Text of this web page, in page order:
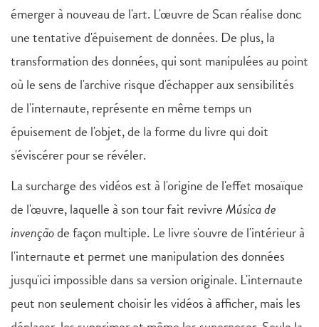
émerger à nouveau de l'art. L'œuvre de Scan réalise donc
une tentative d'épuisement de données. De plus, la
transformation des données, qui sont manipulées au point
où le sens de l'archive risque d'échapper aux sensibilités
de l'internaute, représente en même temps un
épuisement de l'objet, de la forme du livre qui doit
s'éviscérer pour se révéler.
La surcharge des vidéos est à l'origine de l'effet mosaïque
de l'œuvre, laquelle à son tour fait revivreMúsica de
invençãode façon multiple. Le livre s'ouvre de l'intérieur à
l'internaute et permet une manipulation des données
jusqu'ici impossible dans sa version originale. L'internaute
peut non seulement choisir les vidéos à afficher, mais les